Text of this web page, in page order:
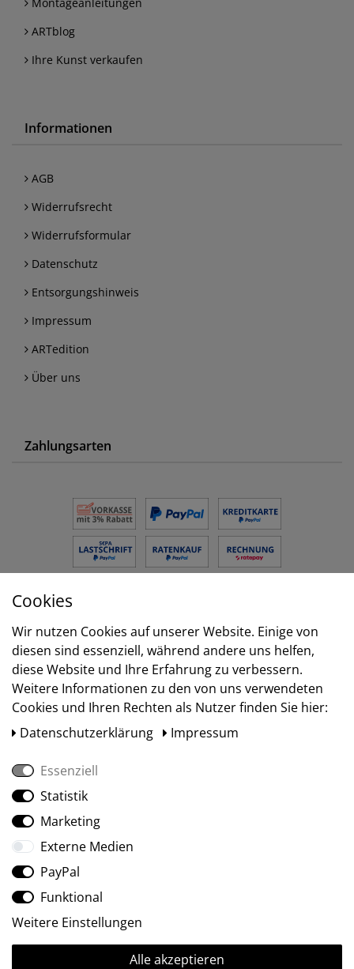
ARTblog
Ihre Kunst verkaufen
Informationen
AGB
Widerrufsrecht
Widerrufsformular
Datenschutz
Entsorgungshinweis
Impressum
ARTedition
Über uns
Zahlungsarten
Versand
Social Media
Ⓒ2009-2026 ARTland GmbH • Alle Rechte vorbehalten.
Cookies
Wir nutzen Cookies auf unserer Website. Einige von
diesen sind essenziell, während andere uns helfen,
diese Website und Ihre Erfahrung zu verbessern.
Weitere Informationen zu den von uns verwendeten
Cookies und Ihren Rechten als Nutzer finden Sie hier:
Daten­schutz­erklärung
Impressum
Essenziell
Statistik
Marketing
Externe Medien
PayPal
Funktional
Weitere Einstellungen
Alle akzeptieren